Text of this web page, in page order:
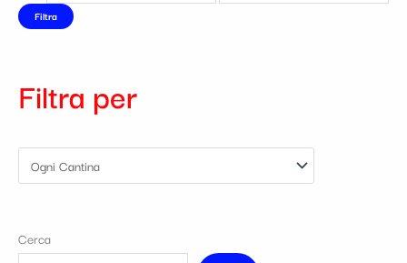
Filtra
Filtra per
Cerca